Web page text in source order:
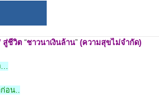
สู่ชีวิต “ชาวนาเงินล้าน” (ความสุขไม่จำกัด)
อน..